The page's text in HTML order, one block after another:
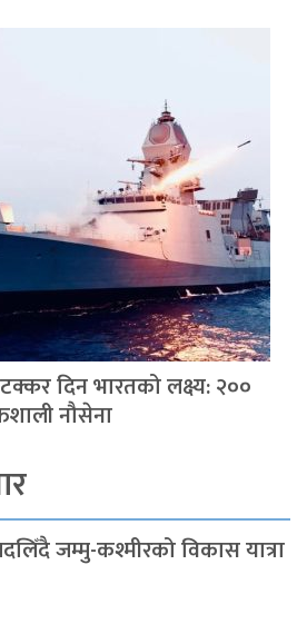
दिन भारतको लक्ष्य: २००
नौसेना
जम्मु-कश्मीरको विकास यात्रा